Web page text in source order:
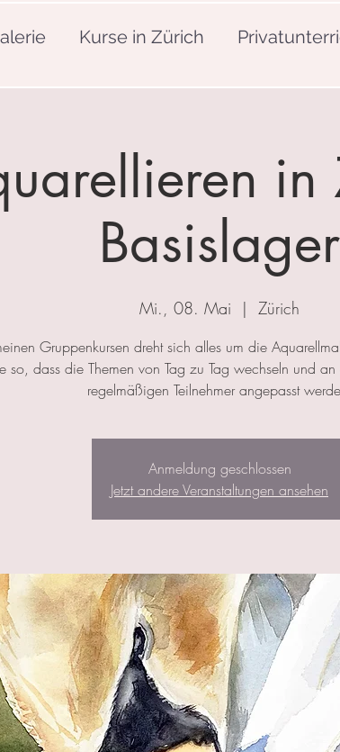
Kurse in Zürich
in
Basislager
Mi., 08. Mai
  |
Zürich
Gruppenkursen dreht sich alles um die
so, dass die Themen von Tag zu Tag wechseln und
regelmäßigen Teilnehmer angepasst
Anmeldung geschlossen
Jetzt andere Veranstaltungen ansehen